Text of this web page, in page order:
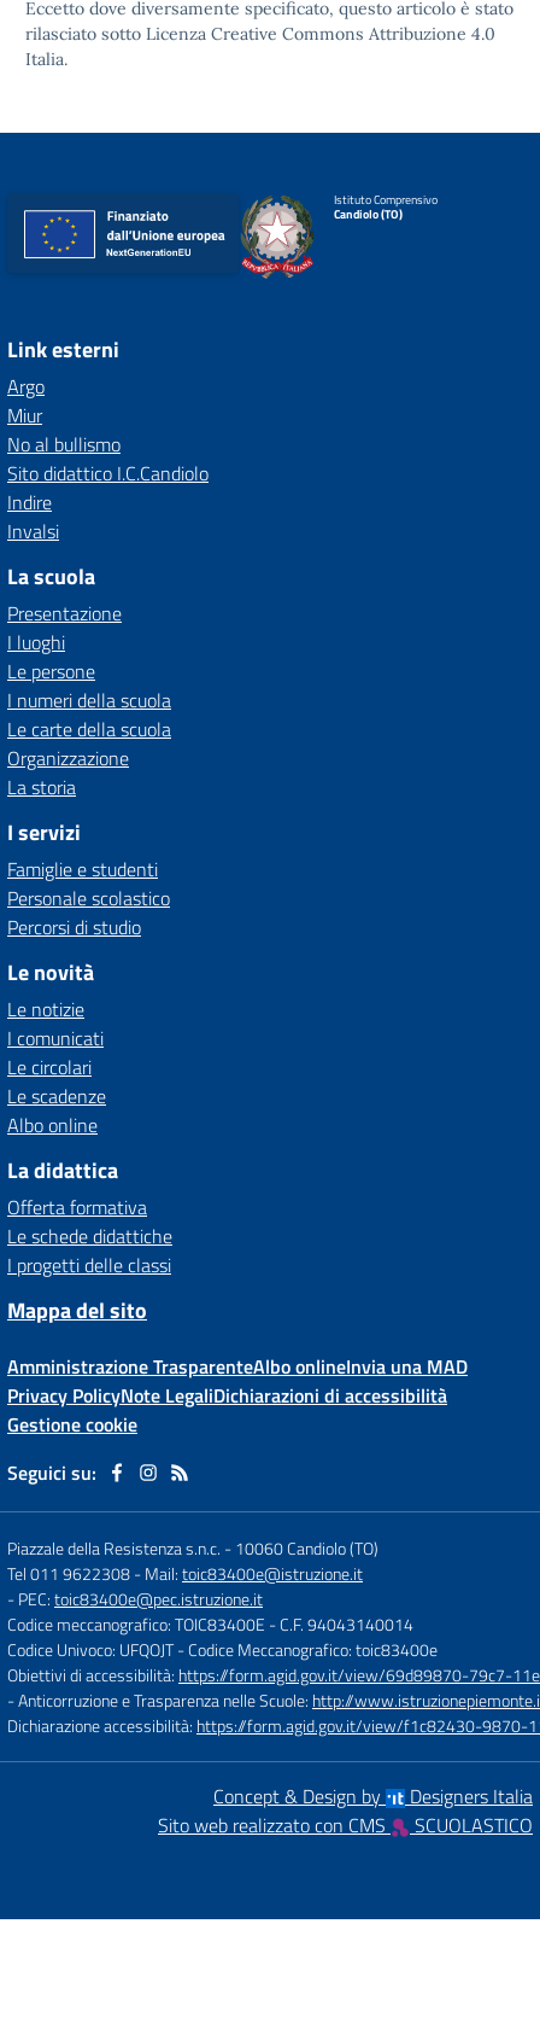
Eccetto dove diversamente specificato, questo articolo è stato
rilasciato sotto Licenza Creative Commons Attribuzione 4.0
Italia.
Istituto Comprensivo
Candiolo (TO)
Link esterni
Argo
Miur
No al bullismo
Sito didattico I.C.Candiolo
Indire
Invalsi
La scuola
Presentazione
I luoghi
Le persone
I numeri della scuola
Le carte della scuola
Organizzazione
La storia
I servizi
Famiglie e studenti
Personale scolastico
Percorsi di studio
Le novità
Le notizie
I comunicati
Le circolari
Le scadenze
Albo online
La didattica
Offerta formativa
Le schede didattiche
I progetti delle classi
Mappa del sito
Amministrazione TrasparenteAlbo onlineInvia una MAD
Privacy PolicyNote LegaliDichiarazioni di accessibilità
Gestione cookie
Seguici su:
Piazzale della Resistenza s.n.c. -10060 Candiolo (TO)
Tel 011 9622308- Mail:toic83400e@istruzione.it
- PEC:toic83400e@pec.istruzione.it
Codice meccanografico: TOIC83400E - C.F. 94043140014
Codice Univoco: UFQOJT- Codice Meccanografico: toic83400e
Obiettivi di accessibilità: https://form.agid.gov.it/view/69d89870-79c7-
- Anticorruzione e Trasparenza nelle Scuole: http://
Dichiarazione accessibilità: https://form.agid.gov.it/view/f1c82430-9870-
Concept & Design by
Designers Italia
Sito web realizzato con CMS
SCUOLASTICO